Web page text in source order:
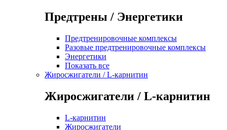
Предтрены / Энергетики
Предтренировочные комплексы
Разовые предтренировочные комплексы
Энергетики
Показать все
Жиросжигатели / L-карнитин
Жиросжигатели / L-карнитин
L-карнитин
Жиросжигатели